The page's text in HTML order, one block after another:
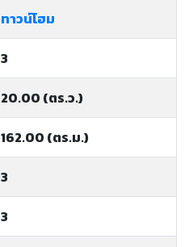
ทาวน์โฮม
3
20.00 (ตร.ว.)
162.00 (ตร.ม.)
3
3